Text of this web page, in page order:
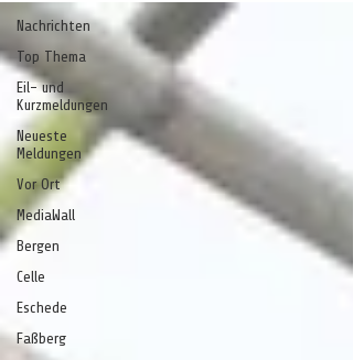
Nachrichten
Top Thema
Eil- und
Kurzmeldungen
Neueste
Meldungen
Vor Ort
MediaWall
Bergen
Celle
Eschede
Faßberg